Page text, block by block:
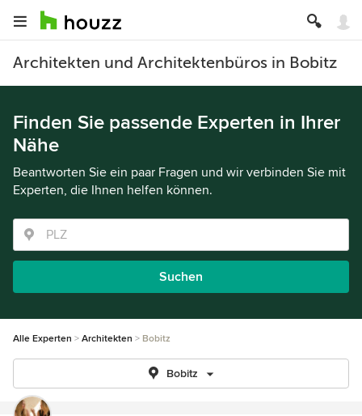
Architekten und Architektenbüros in Bobitz
Finden Sie passende Experten in Ihrer
Nähe
Beantworten Sie ein paar Fragen und wir verbinden Sie mit
Experten, die Ihnen helfen können.
Suchen
Alle Experten Architekten Bobitz
Bobitz